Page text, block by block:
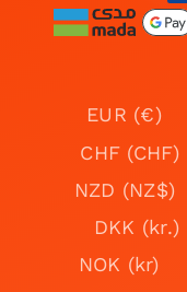
EUR (€)
CHF (CHF)
NZD (NZ$)
DKK (kr.)
NOK (kr)